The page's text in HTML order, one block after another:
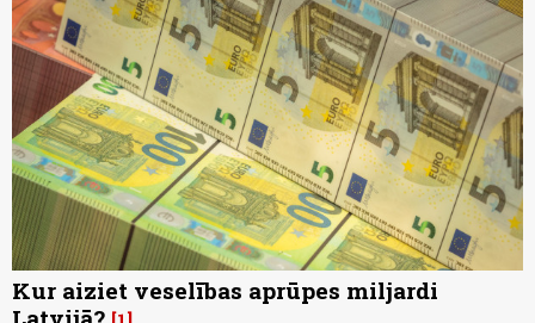
Kur aiziet veselības aprūpes miljardi